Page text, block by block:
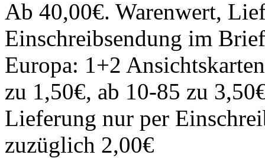
Ab 40,00€. Warenwert,
Einschreibsendung im
Europa: 1+2
zu 1,50€, ab 10-85 zu
Lieferung nur per
zuzüglich 2,00€